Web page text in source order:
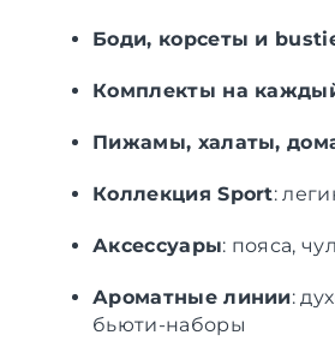
Боди, корсеты и
Комплекты на
Пижамы, халаты,
Коллекция Sport:
Аксессуары: пояса,
Ароматные линии:
бьюти-наборы